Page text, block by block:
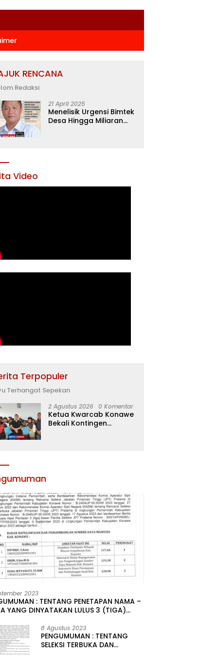
RENCANA
Redaksi
21 April 2025
Menelisik Urgensi Bimtek
Desa Hingga Miliaran
Video
Terpopuler
Terhangat Sepekan
2 Agustus 2026 0 Komentar
Ketua Kwarcab Konawe
Bekali Kontingen
2023
: TENTANG PENETAPAN NAMA –
YANG DINYATAKAN LULUS 3 (TIGA)
PIMPINAN TINGGI PRATAMA DI
PEMERINTAH DAERAH
KONAWE
8 Agustus 2023
PENGUMUMAN : TENTANG
SELEKSI TERBUKA DAN